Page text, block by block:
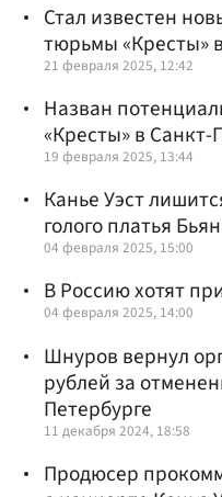
Стал известен
тюрьмы «Кресты»
21 февраля 2025, 12:42
Назван
«Кресты» в Санкт-
19 февраля 2025, 13:44
Канье Уэст
голого платья
04 февраля 2025, 15:00
В Россию хотят
04 февраля 2025, 14:00
Шнуров вернул
рублей за
Петербурге
11 декабря 2024, 18:58
Продюсер